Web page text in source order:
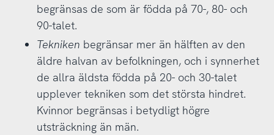
begränsas de som är födda på 70-, 80- och
90-talet.
Tekniken begränsar mer än hälften av den
äldre halvan av befolkningen, och i synnerhet
de allra äldsta födda på 20- och 30-talet
upplever tekniken som det största hindret.
Kvinnor begränsas i betydligt högre
utsträckning än män.